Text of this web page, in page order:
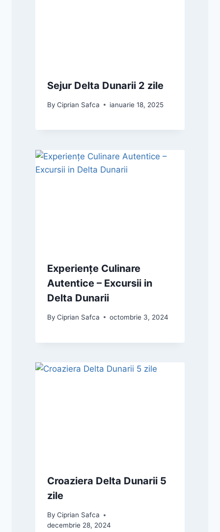
Sejur Delta Dunarii 2 zile
By Ciprian Safca ianuarie 18, 2025
Experiențe Culinare
Autentice – Excursii in
Delta Dunarii
By Ciprian Safca octombrie 3, 2024
Croaziera Delta Dunarii 5
zile
By Ciprian Safca
decembrie 28, 2024